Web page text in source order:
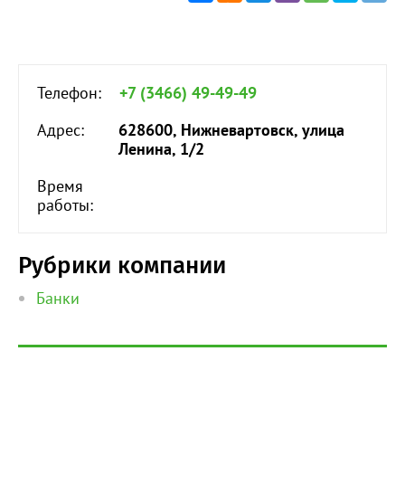
Телефон:
+7 (3466) 49-49-49
Адрес:
628600, Нижневартовск, улица
Ленина, 1/2
Время
работы:
Рубрики компании
Банки